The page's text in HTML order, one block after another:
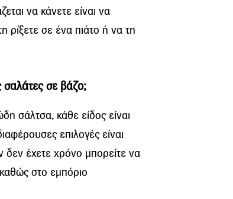
να κάνετε είναι να
ρίξετε σε ένα πιάτο ή να τη
σαλάτες σε βάζο;
σάλτσα, κάθε είδος είναι
επιλογές είναι
δεν έχετε χρόνο μπορείτε να
στο εμπόριο